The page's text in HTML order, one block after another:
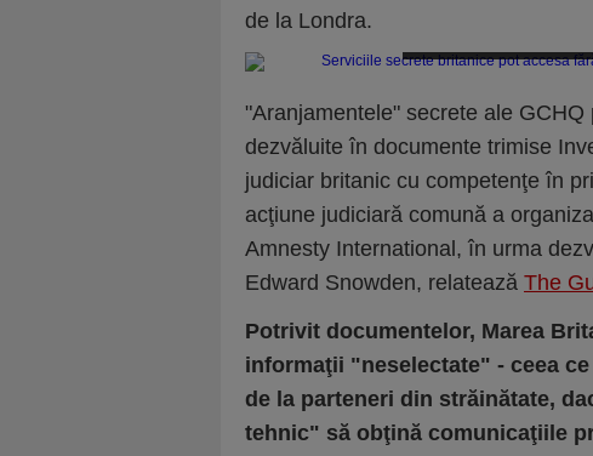
de la Londra.
"Aranjamentele" secrete ale
dezvăluite în documente trimise
judiciar britanic cu competenţe în
acţiune judiciară comună a
Amnesty International, în urma
Edward Snowden, relatează The
Potrivit documentelor, Marea
informaţii "neselectate" - ceea
de la parteneri din străinătate,
tehnic" să obţină comunicaţiile